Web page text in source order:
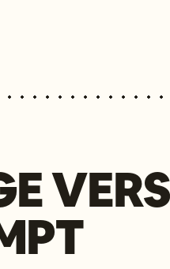
VERS